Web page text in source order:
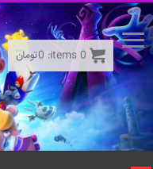
0
items:
0تومان